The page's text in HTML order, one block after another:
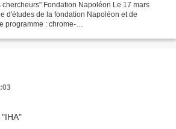
Fondation Napoléon Le 17 mars
d'études de la fondation Napoléon et de
programme : chrome-